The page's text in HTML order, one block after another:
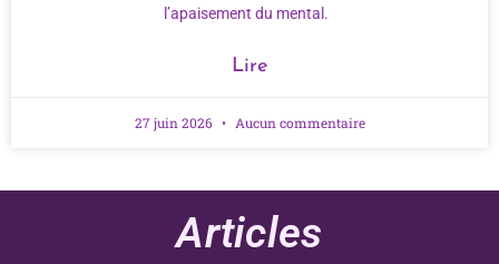
l’apaisement du mental.
Lire
27 juin 2026 Aucun commentaire
Articles